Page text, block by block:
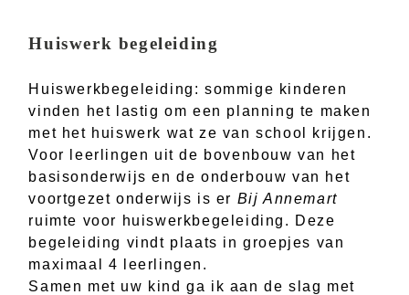
Huiswerk begeleiding
Huiswerkbegeleiding: sommige kinderen
vinden het lastig om een planning te maken
met het huiswerk wat ze van school krijgen.
Voor leerlingen uit de bovenbouw van het
basisonderwijs en de onderbouw van het
voortgezet onderwijs is er Bij Annemart
ruimte voor huiswerkbegeleiding. Deze
begeleiding vindt plaats in groepjes van
maximaal 4 leerlingen.
Samen met uw kind ga ik aan de slag met